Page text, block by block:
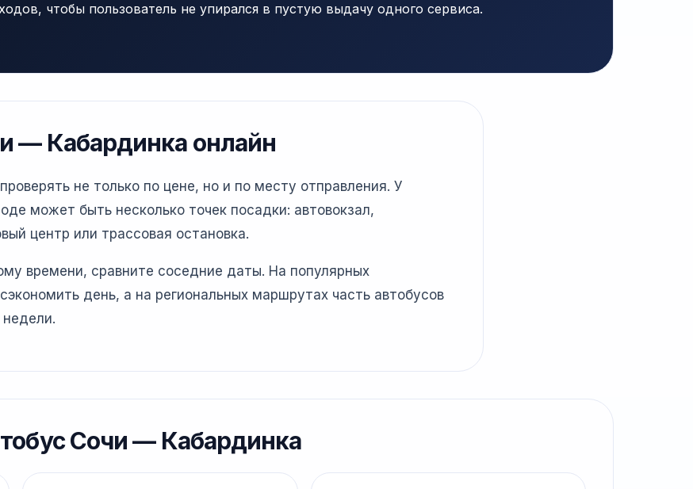
чтобы пользователь не упирался в пустую выдачу одного сервиса.
— Кабардинка онлайн
не только по цене, но и по месту отправления. У
может быть несколько точек посадки: автовокзал,
центр или трассовая остановка.
времени, сравните соседние даты. На популярных
день, а на региональных маршрутах часть автобусов
Сочи — Кабардинка